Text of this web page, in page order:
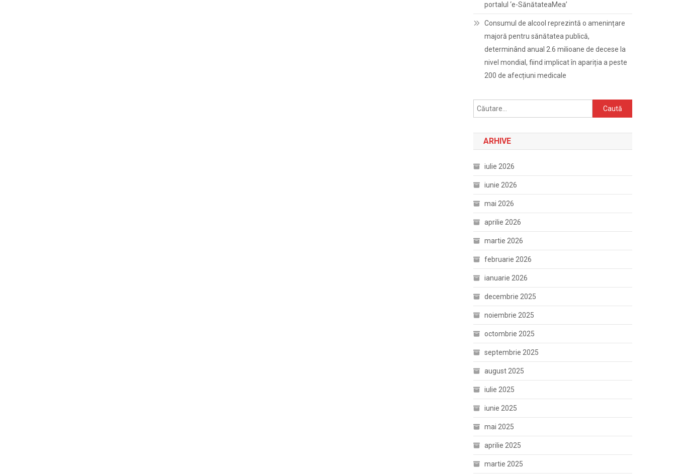
portalul ‘e-SănătateaMea’
Consumul de alcool reprezintă o amenințare
majoră pentru sănătatea publică,
determinând anual 2.6 milioane de decese la
nivel mondial, fiind implicat în apariția a peste
200 de afecțiuni medicale
Caută
după:
ARHIVE
iulie 2026
iunie 2026
mai 2026
aprilie 2026
martie 2026
februarie 2026
ianuarie 2026
decembrie 2025
noiembrie 2025
octombrie 2025
septembrie 2025
august 2025
iulie 2025
iunie 2025
mai 2025
aprilie 2025
martie 2025